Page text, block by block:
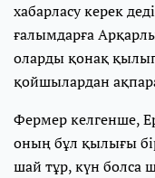
хабарласу керек
ғалымдарға
оларды қонақ
қойшылардан
Фермер келгенше,
оның бұл қылығы
шай тұр, күн болса